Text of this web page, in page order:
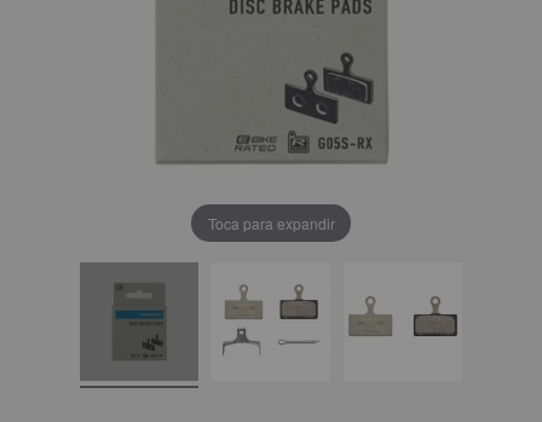
Toca para expandir